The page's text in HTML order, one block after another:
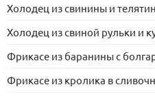
Холодец из свинины и
Холодец из свиной рульки и
Фрикасе из баранины с
Фрикасе из кролика в